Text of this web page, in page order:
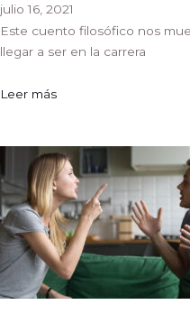
julio 16, 2021
Este cuento filosófico nos
llegar a ser en la carrera
Leer más